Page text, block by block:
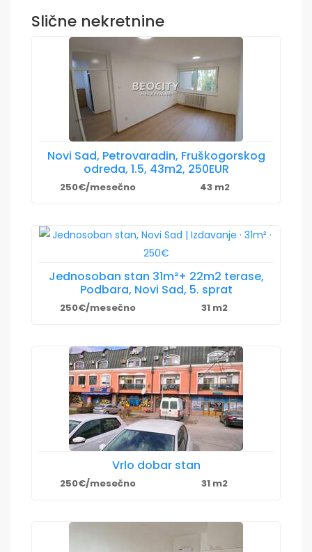
Slične nekretnine
Novi Sad, Petrovaradin, Fruškogorskog
odreda, 1.5, 43m2, 250EUR
250€/mesečno 43 m2
Jednosoban stan 31m²+ 22m2 terase,
Podbara, Novi Sad, 5. sprat
250€/mesečno 31 m2
Vrlo dobar stan
250€/mesečno 31 m2